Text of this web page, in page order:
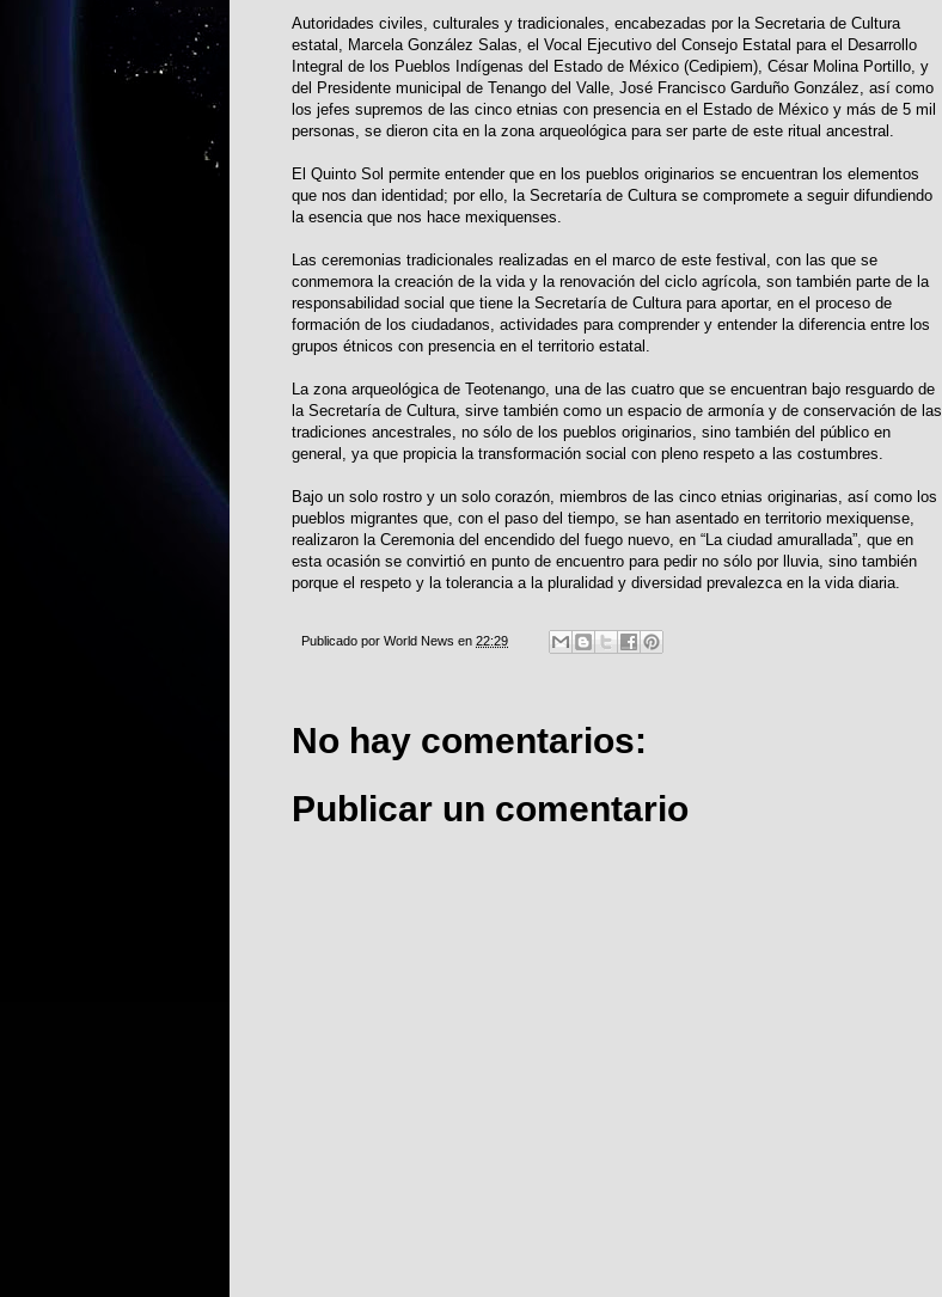
Autoridades civiles, culturales y tradicionales, encabezadas por la Secretaria de Cultura
estatal, Marcela González Salas, el Vocal Ejecutivo del Consejo Estatal para el Desarrollo
Integral de los Pueblos Indígenas del Estado de México (Cedipiem), César Molina Portillo, y
del Presidente municipal de Tenango del Valle, José Francisco Garduño González, así como
los jefes supremos de las cinco etnias con presencia en el Estado de México y más de 5 mil
personas, se dieron cita en la zona arqueológica para ser parte de este ritual ancestral.
El Quinto Sol permite entender que en los pueblos originarios se encuentran los elementos
que nos dan identidad; por ello, la Secretaría de Cultura se compromete a seguir difundiendo
la esencia que nos hace mexiquenses.
Las ceremonias tradicionales realizadas en el marco de este festival, con las que se
conmemora la creación de la vida y la renovación del ciclo agrícola, son también parte de la
responsabilidad social que tiene la Secretaría de Cultura para aportar, en el proceso de
formación de los ciudadanos, actividades para comprender y entender la diferencia entre los
grupos étnicos con presencia en el territorio estatal.
La zona arqueológica de Teotenango, una de las cuatro que se encuentran bajo resguardo de
la Secretaría de Cultura, sirve también como un espacio de armonía y de conservación de las
tradiciones ancestrales, no sólo de los pueblos originarios, sino también del público en
general, ya que propicia la transformación social con pleno respeto a las costumbres.
Bajo un solo rostro y un solo corazón, miembros de las cinco etnias originarias, así como los
pueblos migrantes que, con el paso del tiempo, se han asentado en territorio mexiquense,
realizaron la Ceremonia del encendido del fuego nuevo, en “La ciudad amurallada”, que en
esta ocasión se convirtió en punto de encuentro para pedir no sólo por lluvia, sino también
porque el respeto y la tolerancia a la pluralidad y diversidad prevalezca en la vida diaria.
Publicado por World News en 22:29
No hay comentarios:
Publicar un comentario